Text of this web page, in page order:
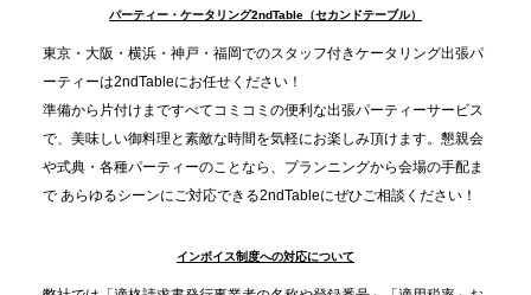
TBS「Nスタ」で、2ndTable「1DISH」が紹介され
2025.11.21
プレスリリースのご案内｜忘年会は“移動時間ゼロ
分”の時代へ。法人注文が前年比5倍に伸びた「宅配
オードブル」が提案する、新しい乾杯文化
パーティー・ケータリング2ndTable（セカンドテーブル）
東京・大阪・横浜・神戸・福岡でのスタッフ付きケータリング出張パ
ーティーは2ndTableにお任せください！
準備から片付けまですべてコミコミの便利な出張パーティーサービス
で、美味しい御料理と素敵な時間を気軽にお楽しみ頂けます。懇親会
や式典・各種パーティーのことなら、プランニングから会場の手配ま
で あらゆるシーンにご対応できる2ndTableにぜひご相談ください！
インボイス制度への対応について